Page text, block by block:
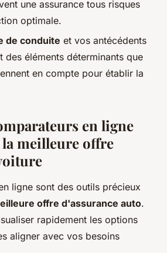
une assurance tous risques
optimale.
de conduite et vos antécédents
des éléments déterminants que
en compte pour établir la
en ligne
meilleure offre
ligne sont des outils précieux
offre d'assurance auto.
rapidement les options
aligner avec vos besoins